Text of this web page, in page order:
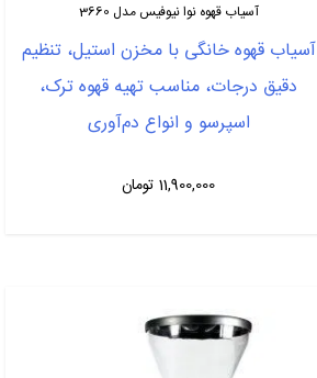
آسیاب قهوه نوا نیوفیس مدل 3660
آسیاب قهوه خانگی با مخزن استیل، تنظیم
دقیق درجات، مناسب تهیه قهوه ترک،
اسپرسو و انواع دم‌آوری
11,900,000 تومان